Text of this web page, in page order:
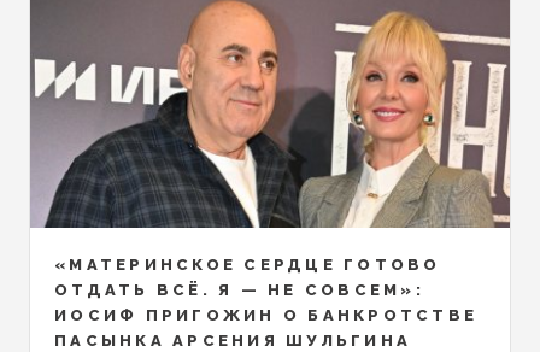
«МАТЕРИНСКОЕ СЕРДЦЕ ГОТОВО
ОТДАТЬ ВСЁ. Я — НЕ СОВСЕМ»:
ИОСИФ ПРИГОЖИН О БАНКРОТСТВЕ
ПАСЫНКА АРСЕНИЯ ШУЛЬГИНА